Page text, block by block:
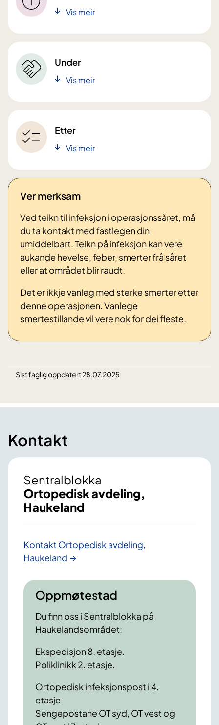
Vis meir
Under
Vis meir
Etter
Vis meir
Ver merksam
Ved teikn til infeksjon i operasjonssåret, må
du ta kontakt med fastlegen din
umiddelbart. Teikn på infeksjon kan vere
aukande hevelse, feber, smerter frå såret
eller at området blir raudt.
Det er ikkje vanleg med sterke smerter etter
denne operasjonen. Vanlege
smertestillande vil vere nok for dei fleste.
Sist faglig oppdatert 28.07.2025
Kontakt
Sentralblokka
Ortopedisk avdeling,
Haukeland
Kontakt Ortopedisk avdeling,
Haukeland
Oppmøtestad
Du finn oss i Sentralblokka på
Haukelandsområdet:
Ekspedisjon 8. etasje.
Poliklinikk 2. etasje.
Ortopedisk infeksjonspost i 4.
etasje
Sengepostane OT syd, OT vest og